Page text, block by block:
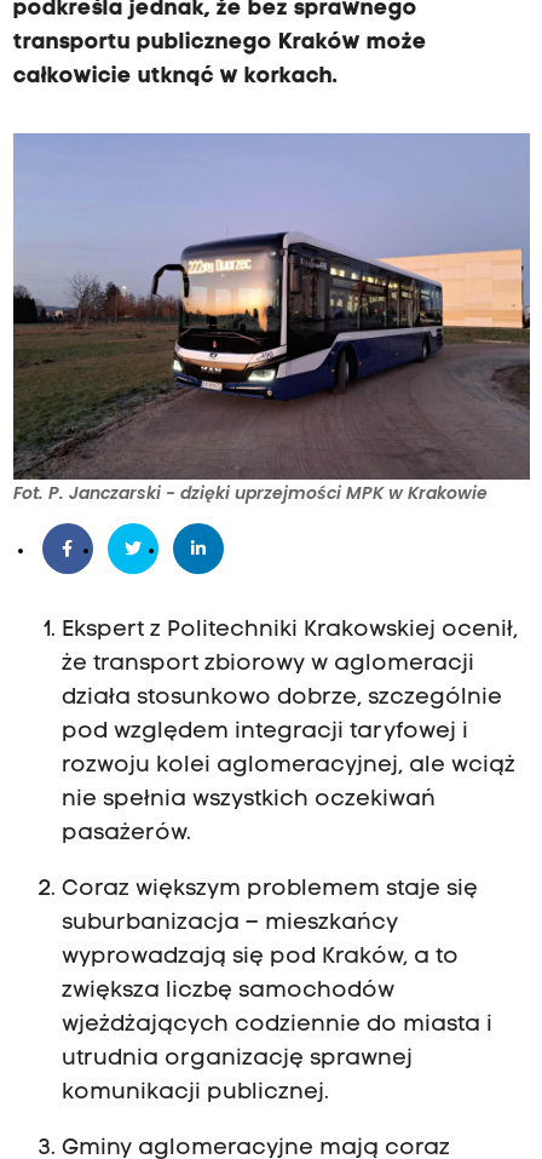
podkreśla jednak, że bez sprawnego
transportu publicznego Kraków może
całkowicie utknąć w korkach.
Fot. P. Janczarski - dzięki uprzejmości MPK w Krakowie
Ekspert z Politechniki Krakowskiej ocenił,
że transport zbiorowy w aglomeracji
działa stosunkowo dobrze, szczególnie
pod względem integracji taryfowej i
rozwoju kolei aglomeracyjnej, ale wciąż
nie spełnia wszystkich oczekiwań
pasażerów.
Coraz większym problemem staje się
suburbanizacja – mieszkańcy
wyprowadzają się pod Kraków, a to
zwiększa liczbę samochodów
wjeżdżających codziennie do miasta i
utrudnia organizację sprawnej
komunikacji publicznej.
Gminy aglomeracyjne mają coraz